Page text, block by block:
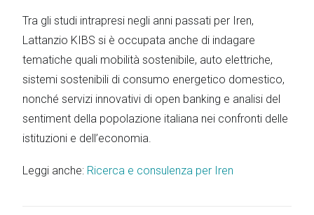
Tra gli studi intrapresi negli anni passati per Iren,
Lattanzio KIBS si è occupata anche di indagare
tematiche quali mobilità sostenibile, auto elettriche,
sistemi sostenibili di consumo energetico domestico,
nonché servizi innovativi di open banking e analisi del
sentiment della popolazione italiana nei confronti delle
istituzioni e dell’economia.
Leggi anche: Ricerca e consulenza per Iren